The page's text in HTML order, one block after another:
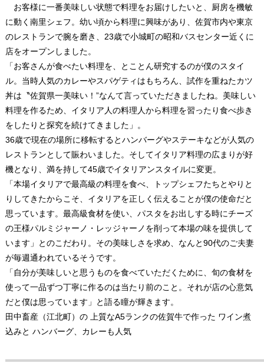
お客様に一番美味しい状態で料理をお届けしたいと、厨房を機敏
に動く南里シェフ。幼い頃から料理に興味があり、佐賀市内や東京
のレストランで腕を磨き、23歳で小城町の昭和バスセンター近くに
店をオープンしました。
「お客さんが食べたい料理を、とことん研究するのが僕のスタイ
ル。当時人気のカレーやスパゲティはもちろん、試作を重ねたカツ
丼は〝佐賀県一美味い！”なんて言っていただきましたね。美味しい
料理を作るため、イタリア人の料理人から料理を習ったり食べ歩き
をしたりと探究を続けてきました」。
36歳で現在の場所に移転するとハンバーグやステーキなどが人気の
レストランとして賑わいました。そしてイタリア料理の広まりが好
機となり、満を持して45歳でイタリアンスタイルに変更。
「本場イタリアで最高級の料理を食べ、トップシェフたちとやりと
りしてきたからこそ、イタリアを正しく伝えることが僕の使命だと
思っています。最高級食材を使い、パスタをお出しする時にチーズ
の王様パルミジャーノ・レッジャーノを削って本場の味を提供して
います」とのこだわり。その美味しさを求め、なんと90代のご夫妻
が毎週通われているそうです。
「自分が美味しいと思うものを食べていただくために、旬の食材を
使って一品ずつ丁寧に作るのは当たり前のこと。それが店の心意気
だと僕は思っています」と語る瞳が輝きます。
田中畜産（江北町）の 上質なA5ランクの佐賀牛で作った ワイン煮
込みと ハンバーグ、カレーも人気